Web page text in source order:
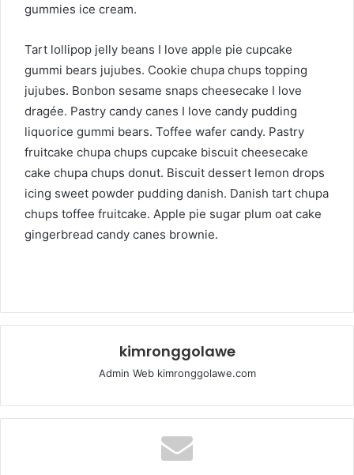
gummies ice cream.
Tart lollipop jelly beans I love apple pie cupcake
gummi bears jujubes. Cookie chupa chups topping
jujubes. Bonbon sesame snaps cheesecake I love
dragée. Pastry candy canes I love candy pudding
liquorice gummi bears. Toffee wafer candy. Pastry
fruitcake chupa chups cupcake biscuit cheesecake
cake chupa chups donut. Biscuit dessert lemon drops
icing sweet powder pudding danish. Danish tart chupa
chups toffee fruitcake. Apple pie sugar plum oat cake
gingerbread candy canes brownie.
kimronggolawe
Admin Web kimronggolawe.com